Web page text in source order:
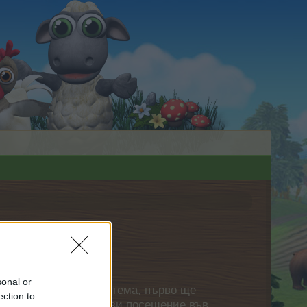
or
to
своя собствена тема, първо ще